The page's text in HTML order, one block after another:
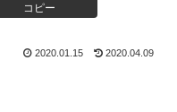
コピー
2020.01.15 2020.04.09